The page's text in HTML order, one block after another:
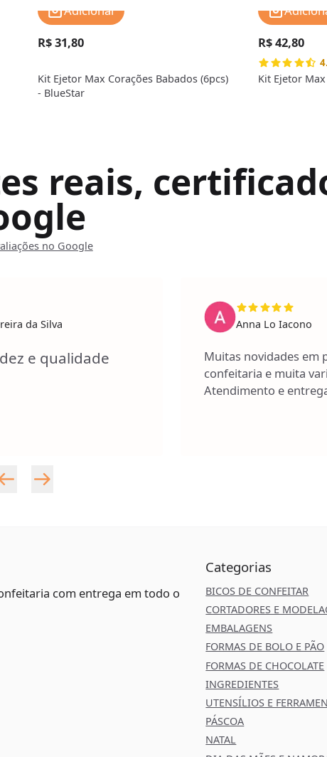
R$ 31,80
Kit Ejetor Max Corações Babados (6pcs)
- BlueStar
Adicionar
R$ 42,80
Kit Ejetor
reais,
no Google
da Silva
e qualidade
Anna Lo Iacono
Muitas novidades em
confeitaria e muita
Atendimento e
com entrega em todo o
Categorias
BICOS DE CONFEITAR
CORTADORES E
EMBALAGENS
FORMAS DE BOLO E PÃO
FORMAS DE CHOCOLATE
INGREDIENTES
UTENSÍLIOS E
PÁSCOA
NATAL